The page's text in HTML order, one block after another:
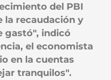
del PBI
la recaudación y
gastó", indicó
el economista
en la cuentas
tranquilos".